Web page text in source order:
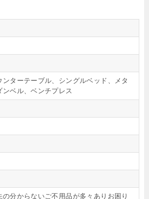
ンターテーブル、シングルベッド、メタ
ンベル、ベンチプレス
分からないご不用品が多々ありお困り